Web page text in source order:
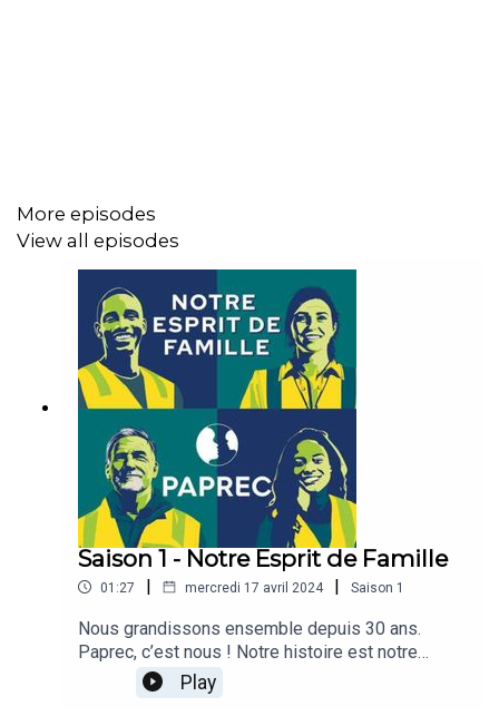
More episodes
View all episodes
Saison 1 - Notre Esprit de Famille
01:27 | mercredi 17 avril 2024 | Saison 1
Nous grandissons ensemble depuis 30 ans.
Paprec, c’est nous ! Notre histoire est notre
héritage. Dans nos cœurs règne Notre Esprit de
Famille.
Play